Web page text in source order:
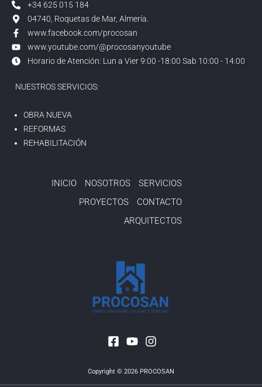
+34 625 015 184
04740, Roquetas de Mar, Almería.
www.facebook.com/procosan
www.youtube.com/@procosanyoutube
Horario de Atención: Lun a Vier 9:00 -18:00 Sab 10:00 - 14:00
NUESTROS SERVICIOS:
OBRA NUEVA
REFORMAS
REHABILITACIÓN
INICIO NOSOTROS
SERVICIOS
PROYECTOS
CONTACTO
ARQUITECTOS
Copyright © 2026 PROCOSAN